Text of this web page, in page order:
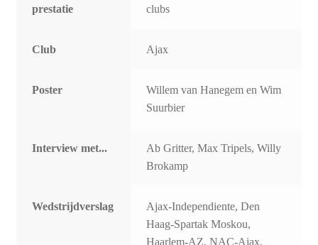
prestatie
clubs
Club Ajax
Poster
Willem van Hanegem en Wim
Suurbier
Interview met...
Ab Gritter, Max Tripels, Willy
Brokamp
Wedstrijdverslag
Ajax-Independiente, Den
Haag-Spartak Moskou,
Haarlem-AZ, NAC-Ajax,